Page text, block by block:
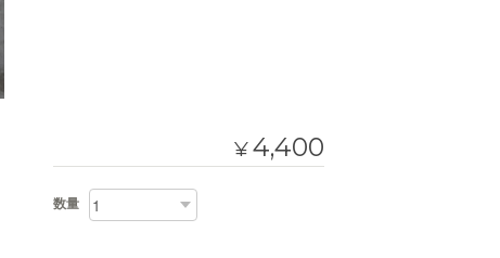
¥4,400
数量